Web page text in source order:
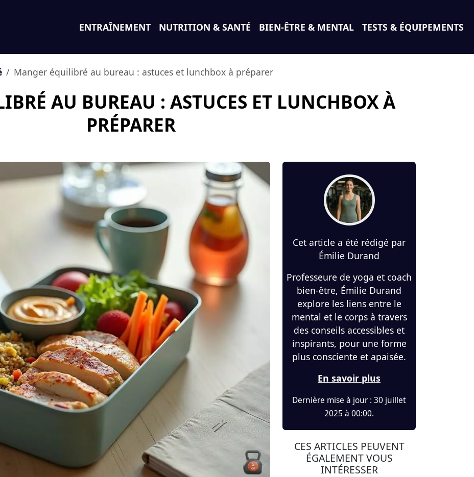
ENTRAÎNEMENT NUTRITION & SANTÉ BIEN-ÊTRE & MENTAL TESTS & ÉQUIPEMENTS
Manger équilibré au bureau : astuces et lunchbox à préparer
AU BUREAU : ASTUCES ET LUNCHBOX À
PRÉPARER
Cet article a été rédigé par
Émilie Durand
Professeure de yoga et coach
bien-être, Émilie Durand
explore les liens entre le
mental et le corps à travers
des conseils accessibles et
inspirants, pour une forme
plus consciente et apaisée.
En savoir plus
Dernière mise à jour : 30 juillet
2025 à 00:00.
CES ARTICLES PEUVENT
ÉGALEMENT VOUS
INTÉRESSER